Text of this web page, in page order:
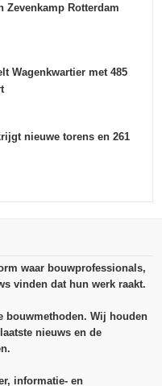
Zevenkamp Rotterdam
Wagenkwartier met 485
nieuwe torens en 261
waar bouwprofessionals,
vinden dat hun werk raakt.
bouwmethoden. Wij houden
nieuws en de
informatie- en